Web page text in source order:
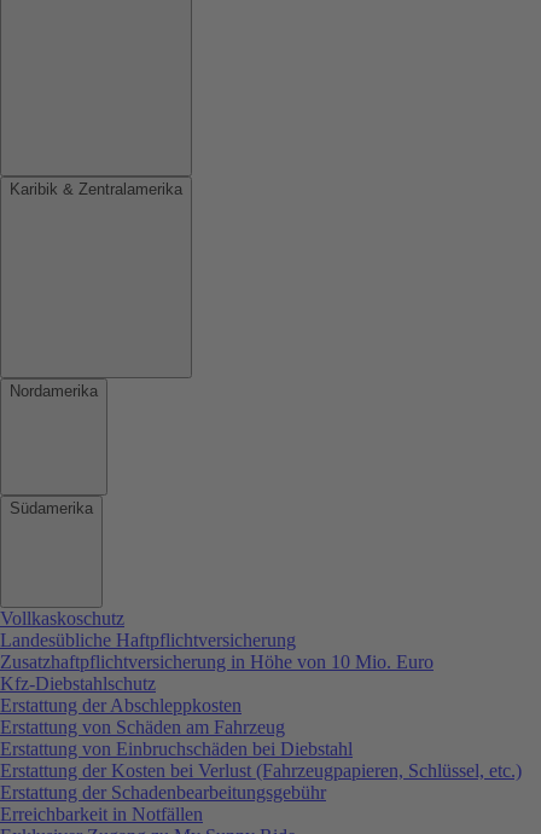
Karibik & Zentralamerika
Nordamerika
Südamerika
Vollkaskoschutz
Landesübliche Haftpflichtversicherung
Zusatzhaftpflichtversicherung in Höhe von 10 Mio. Euro
Kfz-Diebstahlschutz
Erstattung der Abschleppkosten
Erstattung von Schäden am Fahrzeug
Erstattung von Einbruchschäden bei Diebstahl
Erstattung der Kosten bei Verlust (Fahrzeugpapieren, Schlüssel, etc.)
Erstattung der Schadenbearbeitungsgebühr
Erreichbarkeit in Notfällen